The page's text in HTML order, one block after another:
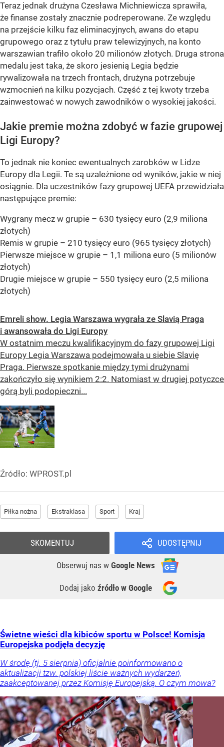
Teraz jednak drużyna Czesława Michniewicza sprawiła,
że finanse zostały znacznie podreperowane. Ze względu
na przejście kilku faz eliminacyjnych, awans do etapu
grupowego oraz z tytułu praw telewizyjnych, na konto
warszawian trafiło około 20 milionów złotych. Druga strona
medalu jest taka, że skoro jesienią Legia będzie
rywalizowała na trzech frontach, drużyna potrzebuje
wzmocnień na kilku pozycjach. Część z tej kwoty trzeba
zainwestować w nowych zawodników o wysokiej jakości.
Jakie premie można zdobyć w fazie grupowej
Ligi Europy?
To jednak nie koniec ewentualnych zarobków w Lidze
Europy dla Legii. Te są uzależnione od wyników, jakie w niej
osiągnie. Dla uczestników fazy grupowej UEFA przewidziała
następujące premie:
Wygrany mecz w grupie – 630 tysięcy euro (2,9 miliona
złotych)
Remis w grupie – 210 tysięcy euro (965 tysięcy złotych)
Pierwsze miejsce w grupie – 1,1 miliona euro (5 milionów
złotych)
Drugie miejsce w grupie – 550 tysięcy euro (2,5 miliona
złotych)
Emreli show. Legia Warszawa wygrała ze Slavią Praga
i awansowała do Ligi Europy
W ostatnim meczu kwalifikacyjnym do fazy grupowej Ligi
Europy Legia Warszawa podejmowała u siebie Slavię
Praga. Pierwsze spotkanie między tymi drużynami
zakończyło się wynikiem 2:2. Natomiast w drugiej potyczce
górą byli podopieczni...
Źródło: WPROST.pl
Piłka nożna Ekstraklasa Sport Kraj
UDOSTĘPNIJ
Obserwuj nas w Google News
Dodaj jako źródło w Google
SKOMENTUJ
Świetne wieści dla kibiców sportu w Polsce! Komisja
Europejska podjęła decyzję
W środę (tj. 5 sierpnia) oficjalnie poinformowano o
aktualizacji tzw. polskiej liście ważnych wydarzeń,
zaakceptowanej przez Komisję Europejską. O czym mowa?